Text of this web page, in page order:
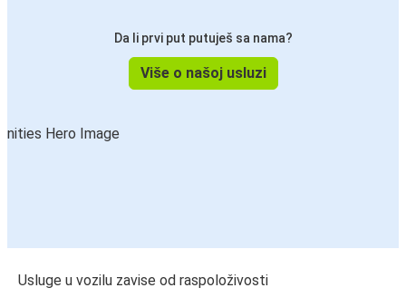
Da li prvi put putuješ sa nama?
Više o našoj usluzi
Usluge u vozilu zavise od raspoloživosti